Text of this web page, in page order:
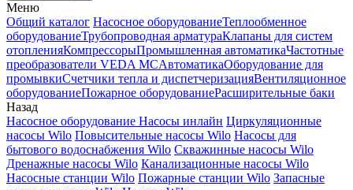
Меню
Общий каталог Насосное оборудованиеТеплообменное
оборудованиеТрубопроводная арматураКлапаны для систем
отопленияКомпрессорыПромышленная автоматикаЧастотные
преобразователи VEDA MCАвтоматикаОборудование для
промывкиСчетчики тепла и диспетчеризацияВентиляционное
оборудованиеПожарное оборудованиеРасширительные баки
Назад
Насосное оборудование Насосы инлайн Циркуляционные
насосы Wilo Повысительные насосы Wilo Насосы для
бытового водоснабжения Wilo Скважинные насосы Wilo
Дренажные насосы Wilo Канализационные насосы Wilo
Насосные станции Wilo Пожарные станции Wilo Запасные